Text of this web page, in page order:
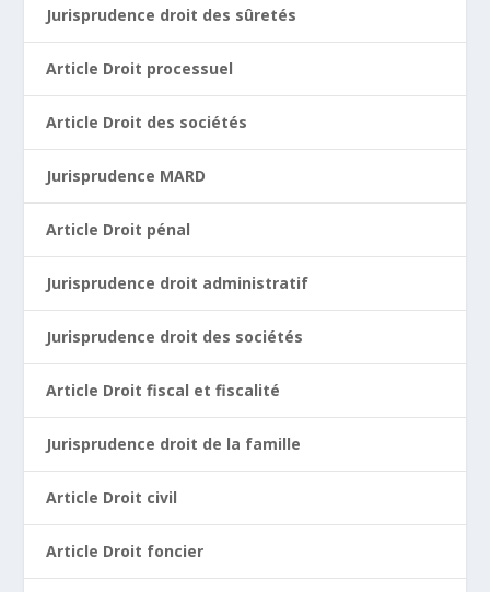
Jurisprudence droit des sûretés
Article Droit processuel
Article Droit des sociétés
Jurisprudence MARD
Article Droit pénal
Jurisprudence droit administratif
Jurisprudence droit des sociétés
Article Droit fiscal et fiscalité
Jurisprudence droit de la famille
Article Droit civil
Article Droit foncier